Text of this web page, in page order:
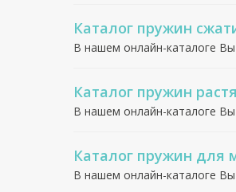
Каталог пружин
В нашем онлайн-каталоге
Каталог пружин
В нашем онлайн-каталоге
Каталог пружин для
В нашем онлайн-каталоге